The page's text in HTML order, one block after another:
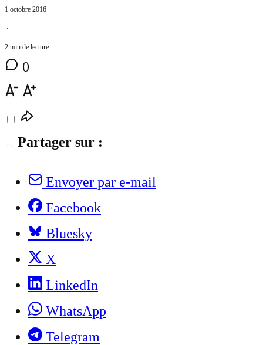
1 octobre 2016
⋅
2 min de lecture
0
Partager sur :
Envoyer par e-mail
Facebook
Bluesky
X
LinkedIn
WhatsApp
Telegram